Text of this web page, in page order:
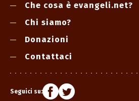
Che cosa è evangeli.net?
Chi siamo?
Donazioni
Contattaci
Seguici su: